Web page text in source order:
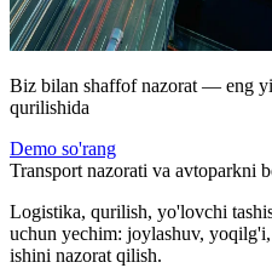
Biz bilan shaffof nazorat — eng
qurilishida
Demo so'rang
Transport nazorati va avtoparkni
Logistika, qurilish, yo'lovchi
uchun yechim: joylashuv,
ishini nazorat qilish.